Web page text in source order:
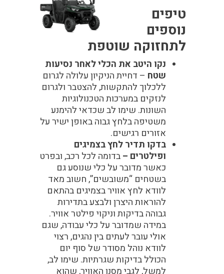
טיפים
נוספים
לתחזוקה שוטפת
נקו היטב את הכלי לאחר נסיעות
שטח – דחיית הניקיון עלולה לגרום
ללכלוך להתקשות, להצטבר ולגרום
לנזקים במערכות הטכנולוגיות
השונות. שימו לב שכדאי להימנע
משטיפה בלחץ גבוה באופן ישיר על
אזורים רגישים.
בדקו תדיר לחץ בצמיגים
ופילטרים –בדומה לכל רכב, ובפרט
כאשר מדובר על כלי שנוסע גם
בשטחים “משובשים”, חשוב מאד
לוודא לחץ אוויר בצמיגים בהתאם
להוראות היצרן ולבצע בתדירות
גבוהה בדיקות וניקוי פילטר אוויר.
במידה שמדובר על כלי עבודה, שגם
אולי עובר לעתים בין נהגים, רצוי
לוודא נוהל מסודר של סוף יום
הכולל בדיקות שגרתיות. שימו לב,
למשל, לגבי מסנן האוויר, שהוא